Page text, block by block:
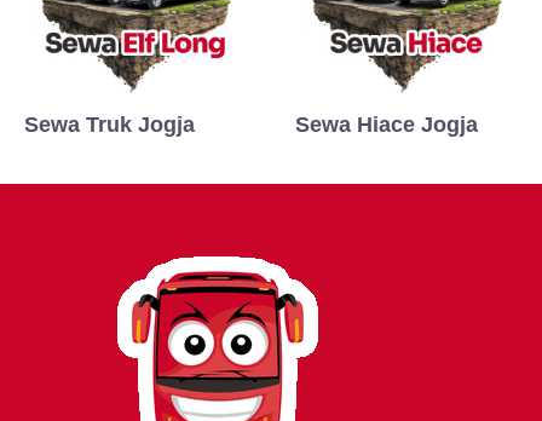
Sewa Truk Jogja Sewa Hiace Jogja